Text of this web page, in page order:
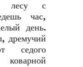
лесу с
час,
день.
дремучий
седого